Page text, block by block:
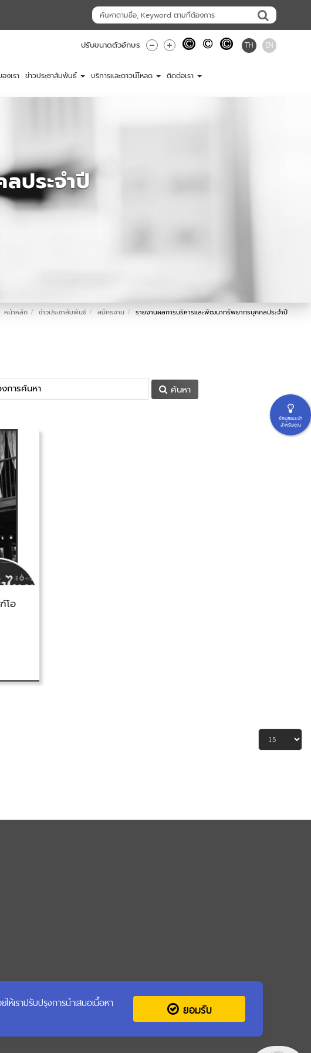
ปรับขนาดตัวอักษร TH EN
งเรา ข่าวประชาสัมพันธ์ บริการและดาวน์โหลด ติดต่อเรา
ประจำปี
หน้าหลัก ข่าวประชาสัมพันธ์ สมัครงาน รายงานผลการบริหารและพัฒนาทรัพยากรบุคคลประจำปี
ค้นหา
โอ
ข้อมูลแนะนำ
สำหรับคุณ
ห้เราปรับปรุงการนำเสนอเนื้อหา
ยอมรับ